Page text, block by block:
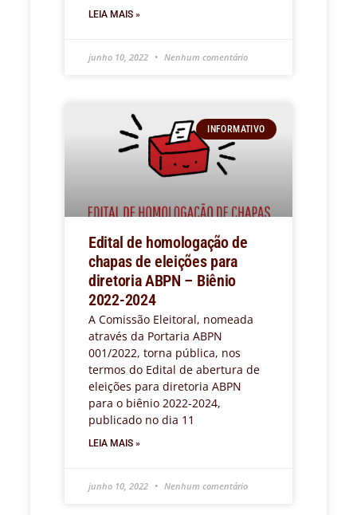
LEIA MAIS »
junho 10, 2022 Nenhum comentário
INFORMATIVO
Edital de homologação de
chapas de eleições para
diretoria ABPN – Biênio
2022-2024
A Comissão Eleitoral, nomeada
através da Portaria ABPN
001/2022, torna pública, nos
termos do Edital de abertura de
eleições para diretoria ABPN
para o biênio 2022-2024,
publicado no dia 11
LEIA MAIS »
junho 10, 2022 Nenhum comentário